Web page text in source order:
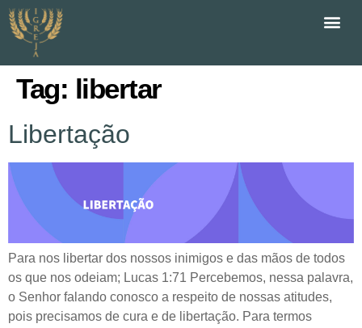
Tag: libertar
Libertação
Para nos libertar dos nossos inimigos e das mãos de todos
os que nos odeiam; Lucas 1:71 Percebemos, nessa palavra,
o Senhor falando conosco a respeito de nossas atitudes,
pois precisamos de cura e de libertação. Para termos